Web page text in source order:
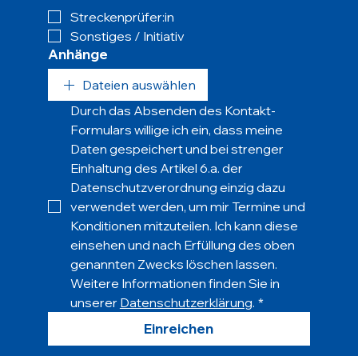
Streckenprüfer:in
Sonstiges / Initiativ
Anhänge
Dateien auswählen
Durch das Absenden des Kontakt-
Formulars willige ich ein, dass meine
Daten gespeichert und bei strenger
Einhaltung des Artikel 6.a. der
Datenschutzverordnung einzig dazu
verwendet werden, um mir Termine und
Konditionen mitzuteilen. Ich kann diese
einsehen und nach Erfüllung des oben
genannten Zwecks löschen lassen.
Weitere Informationen finden Sie in
unserer Datenschutzerklärung. *
Einreichen